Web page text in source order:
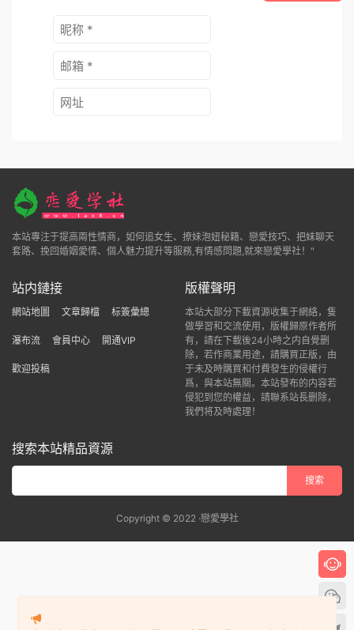
本站專注于提高兩性情商，如何追女生、撩妹泡妞秘籍、戀愛技巧、把妹聊天
套路、挽回婚姻愛情、個人魅力提升等服務,有情感問題,就來戀愛學社！"
站内鏈接
網站地圖 文章歸檔 标簽彙總
瀑布流 會員中心 開通VIP
歡迎投稿
版權聲明
本站大部分下載資源收集于網絡，隻
做學習和交流使用，版權歸原作者所
有，請在下載後24小時之内自覺删
除，若作商業用途，請購買正版，由
于未及時購買和付費發生的侵權行
爲，與本站無關。本站發布的内容若
侵犯到您的權益，請聯系站長删除，
我們将及時處理！
搜索本站精品資源
Copyright © 2022 ·戀愛學社